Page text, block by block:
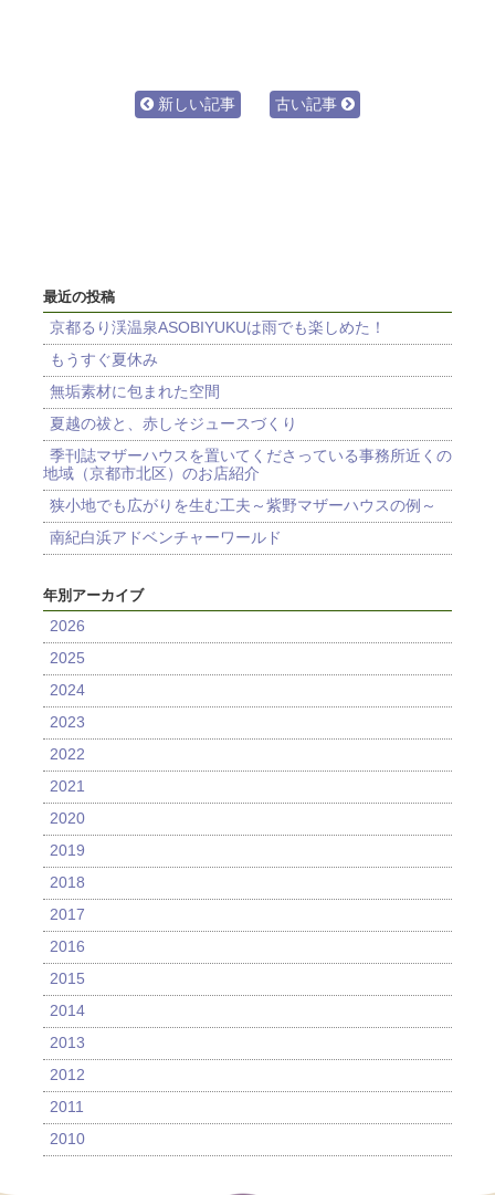
新しい記事 古い記事
最近の投稿
京都るり渓温泉ASOBIYUKUは雨でも楽しめた！
もうすぐ夏休み
無垢素材に包まれた空間
夏越の祓と、赤しそジュースづくり
季刊誌マザーハウスを置いてくださっている事務所近くの
地域（京都市北区）のお店紹介
狭小地でも広がりを生む工夫～紫野マザーハウスの例～
南紀白浜アドベンチャーワールド
年別アーカイブ
2026
2025
2024
2023
2022
2021
2020
2019
2018
2017
2016
2015
2014
2013
2012
2011
2010